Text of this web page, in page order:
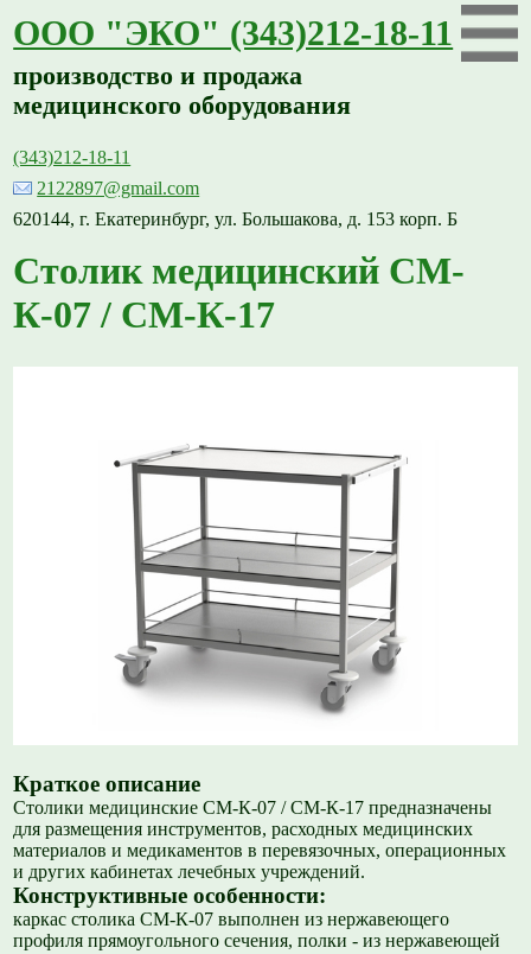
ООО "ЭКО" (343)212-18-11
производство и продажа
медицинского оборудования
(343)212-18-11
2122897@gmail.com
620144, г. Екатеринбург, ул. Большакова, д. 153 корп. Б
Столик медицинский СМ-
К-07 / СМ-К-17
Краткое описание
Столики медицинские СМ-К-07 / СМ-К-17 предназначены
для размещения инструментов, расходных медицинских
материалов и медикаментов в перевязочных, операционных
и других кабинетах лечебных учреждений.
Конструктивные особенности:
каркас столика СМ-К-07 выполнен из нержавеющего
профиля прямоугольного сечения, полки - из нержавеющей